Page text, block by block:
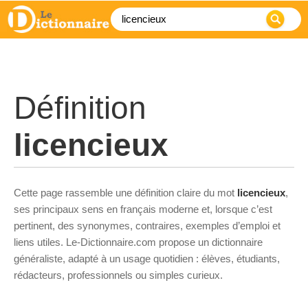
Définition
licencieux
Cette page rassemble une définition claire du mot licencieux,
ses principaux sens en français moderne et, lorsque c’est
pertinent, des synonymes, contraires, exemples d’emploi et
liens utiles. Le-Dictionnaire.com propose un dictionnaire
généraliste, adapté à un usage quotidien : élèves, étudiants,
rédacteurs, professionnels ou simples curieux.